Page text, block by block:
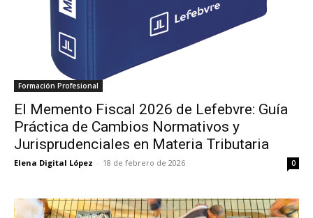
Formación Profesional
El Memento Fiscal 2026 de Lefebvre: Guía
Práctica de Cambios Normativos y
Jurisprudenciales en Materia Tributaria
Elena Digital López - 18 de febrero de 2026 0